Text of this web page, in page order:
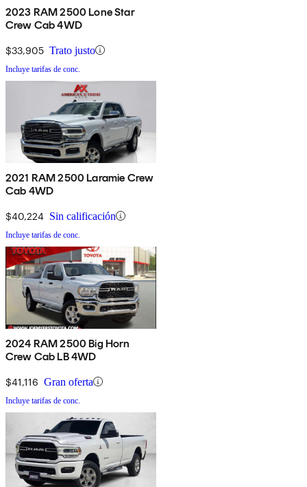
2023 RAM 2500 Lone Star
Crew Cab 4WD
$33,905 Trato justo
Incluye tarifas de conc.
2021 RAM 2500 Laramie Crew
Cab 4WD
$40,224 Sin calificación
Incluye tarifas de conc.
2024 RAM 2500 Big Horn
Crew Cab LB 4WD
$41,116 Gran oferta
Incluye tarifas de conc.